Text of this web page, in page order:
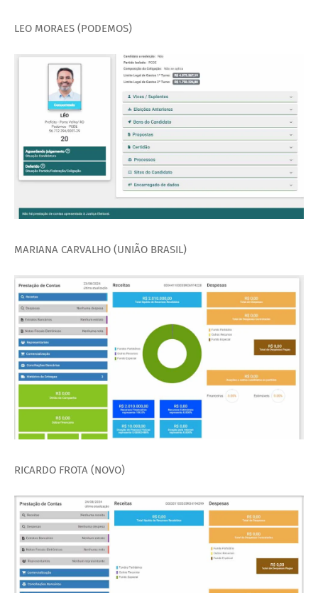
LEO MORAES (PODEMOS)
MARIANA CARVALHO (UNIÃO BRASIL)
RICARDO FROTA (NOVO)